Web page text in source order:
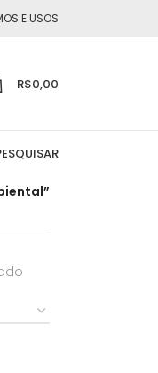
E USOS
R$0,00